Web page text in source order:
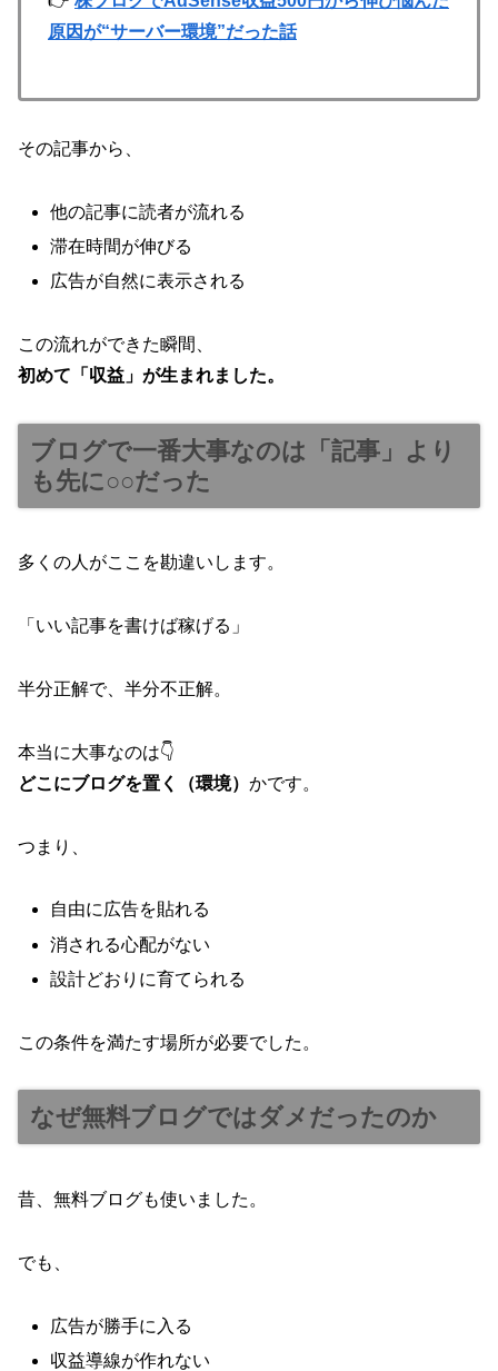
原因が“サーバー環境”だった話
その記事から、
他の記事に読者が流れる
滞在時間が伸びる
広告が自然に表示される
この流れができた瞬間、
初めて「収益」が生まれました。
ブログで一番大事なのは「記事」より
も先に○○だった
多くの人がここを勘違いします。
「いい記事を書けば稼げる」
半分正解で、半分不正解。
本当に大事なのは👇
どこにブログを置く（環境） かです。
つまり、
自由に広告を貼れる
消される心配がない
設計どおりに育てられる
この条件を満たす場所が必要でした。
なぜ無料ブログではダメだったのか
昔、無料ブログも使いました。
でも、
広告が勝手に入る
収益導線が作れない